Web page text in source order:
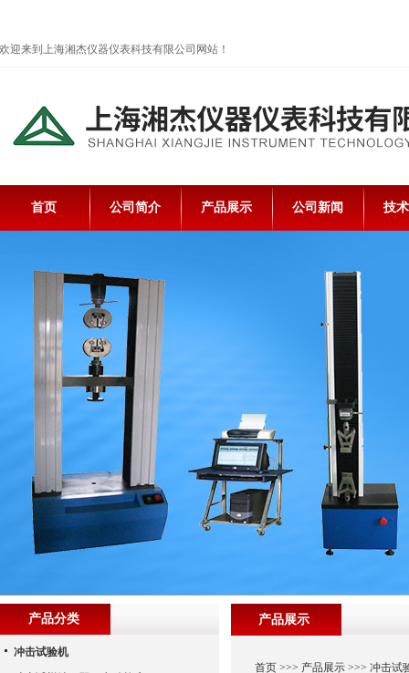
欢迎来到上海湘杰仪器仪表科技有限公司网站！
首页 公司简介 产品展示 公司新闻 技
产品展示
首页 >>> 产品展示 >>>冲击试
产品分类
冲击试验机